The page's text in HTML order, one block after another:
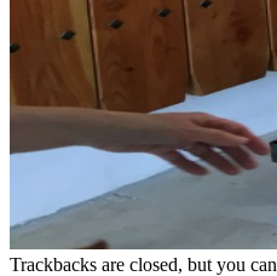
Trackbacks are closed, but you can